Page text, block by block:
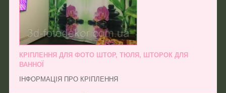
КРІПЛЕННЯ ДЛЯ ФОТО ШТОР, ТЮЛЯ, ШТОРОК ДЛЯ
ВАННОЇ
ІНФОРМАЦІЯ ПРО КРІПЛЕННЯ